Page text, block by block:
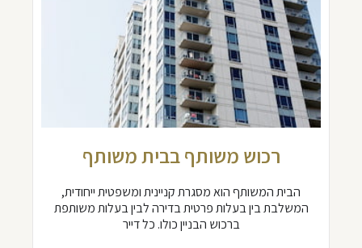
רכוש משותף בבית משותף
הבית המשותף הוא מסגרת קניינית ומשפטית ייחודית,
המשלבת בין בעלות פרטית בדירה לבין בעלות משותפת
ברכוש הבניין כולו. כל דייר